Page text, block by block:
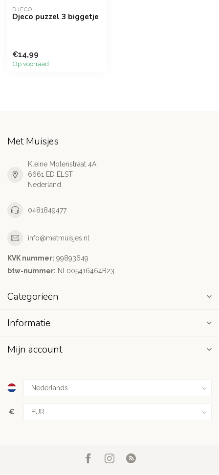
DJECO
Djeco puzzel 3 biggetje
€14,99
Op voorraad
Met Muisjes
Kleine Molenstraat 4A
6661 ED ELST
Nederland
0481849477
info@metmuisjes.nl
KVK nummer: 99893649
btw-nummer: NL005416464B23
Categorieën
Informatie
Mijn account
€